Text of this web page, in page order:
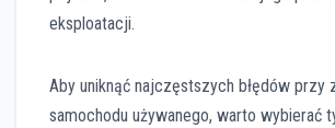
eksploatacji.
Aby uniknąć najczęstszych błędów przy
samochodu używanego, warto wybierać